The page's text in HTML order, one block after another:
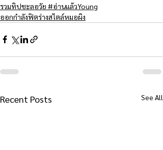
รวมทิปชะลอวัย #อ่านแล้วYoung
ออกกำลังฟิตร่างสไตล์หมอผิง
Recent Posts See All